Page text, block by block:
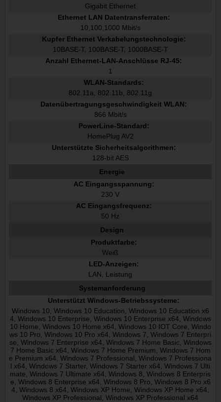
Gigabit Ethernet
Ethernet LAN Datentransferraten:
10,100,1000 Mbit/s
Kupfer Ethernet Verkabelungstechnologie:
10BASE-T, 100BASE-T, 1000BASE-T
Anzahl Ethernet-LAN-Anschlüsse RJ-45:
1
WLAN-Standards:
802.11a, 802.11b, 802.11g
Datenübertragungsgeschwindigkeit WLAN:
866 Mbit/s
PowerLine-Standard:
HomePlug AV2
Unterstützte Sicherheitsalgorithmen:
128-bit AES
Energie
AC Eingangsspannung:
230 V
AC Eingangsfrequenz:
50 Hz
Design
Produktfarbe:
Weiß
LED-Anzeigen:
LAN, Leistung
Systemanforderung
Unterstützt Windows-Betriebssysteme:
Windows 10, Windows 10 Education, Windows 10 Education x6
4, Windows 10 Enterprise, Windows 10 Enterprise x64, Windows
10 Home, Windows 10 Home x64, Windows 10 IOT Core, Windo
ws 10 Pro, Windows 10 Pro x64, Windows 7, Windows 7 Enterpri
se, Windows 7 Enterprise x64, Windows 7 Home Basic, Windows
7 Home Basic x64, Windows 7 Home Premium, Windows 7 Hom
e Premium x64, Windows 7 Professional, Windows 7 Professiona
l x64, Windows 7 Starter, Windows 7 Starter x64, Windows 7 Ulti
mate, Windows 7 Ultimate x64, Windows 8, Windows 8 Enterpris
e, Windows 8 Enterprise x64, Windows 8 Pro, Windows 8 Pro x6
4, Windows 8 x64, Windows XP Home, Windows XP Home x64,
Windows XP Professional, Windows XP Professional x64